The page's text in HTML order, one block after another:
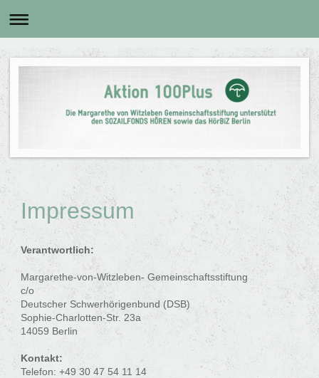
Impressum
Verantwortlich:
Margarethe-von-Witzleben- Gemeinschaftsstiftung
c/o
Deutscher Schwerhörigenbund (DSB)
Sophie-Charlotten-Str. 23a
14059 Berlin
Kontakt:
Telefon: +49 30 47 54 11 14